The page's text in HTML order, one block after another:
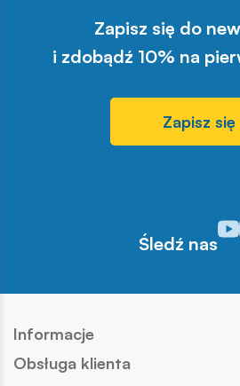
Zapisz się do
i zdobądź 10% na
Zapisz się
Śledź nas
Informacje
Obsługa klienta